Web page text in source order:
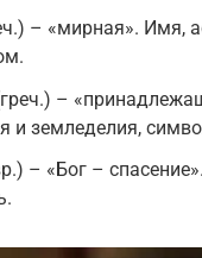
– «мирная». Имя,
–
и земледелия,
– «Бог –